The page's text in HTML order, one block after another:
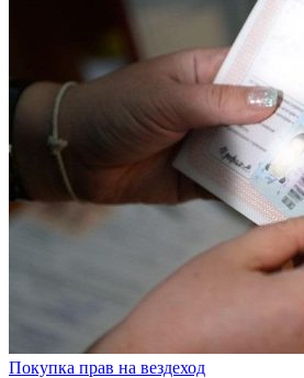
Покупка прав на вездеход